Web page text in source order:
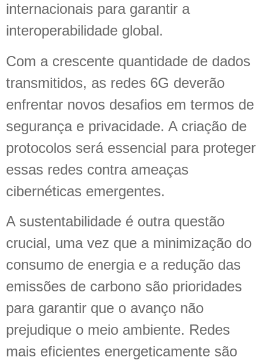
internacionais para garantir a
interoperabilidade global.
Com a crescente quantidade de dados
transmitidos, as redes 6G deverão
enfrentar novos desafios em termos de
segurança e privacidade. A criação de
protocolos será essencial para proteger
essas redes contra ameaças
cibernéticas emergentes.
A sustentabilidade é outra questão
crucial, uma vez que a minimização do
consumo de energia e a redução das
emissões de carbono são prioridades
para garantir que o avanço não
prejudique o meio ambiente. Redes
mais eficientes energeticamente são